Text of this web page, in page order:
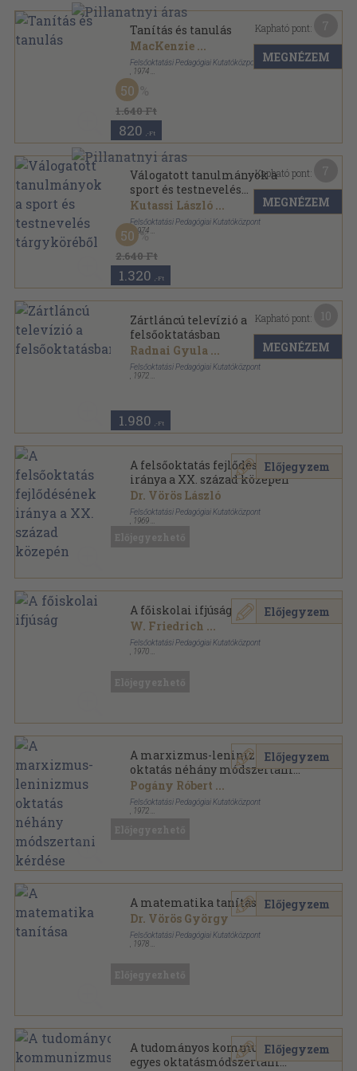
Tanítás és tanulás
MacKenzie ...
Felsőoktatási Pedagógiai Kutatóközpont
1974
Ragasztott papírkötés
Felsőoktatási pedagógiai tanulmányok sorozat
1.640 Ft
50
820 ,-Ft
Kapható pont:
MEGNÉZEM
Válogatott tanulmányok a
sport és testnevelés
tárgyköréből
Kutassi László ...
Felsőoktatási Pedagógiai Kutatóközpont
, 1974
Fűzött papírkötés
Az Országos Felsőoktatási Nevelési Munkaközösség
Tájékoztatója sorozat
2.640 Ft
50
1.320 ,-Ft
Kapható pont:
MEGNÉZEM
Zártláncú televízió a
felsőoktatásban
Radnai Gyula ...
Felsőoktatási Pedagógiai Kutatóközpont
1972
1.980 ,-Ft
Kapható pont:
MEGNÉZEM
A felsőoktatás fejlődésének
iránya a XX. század közepén
Dr. Vörös László
Felsőoktatási Pedagógiai Kutatóközpont
1969
Előjegyzem
A főiskolai ifjúság
W. Friedrich ...
Felsőoktatási Pedagógiai Kutatóközpont
1970
Előjegyzem
A marxizmus-leninizmus
oktatás néhány módszertani
kérdése
Pogány Róbert ...
Felsőoktatási Pedagógiai Kutatóközpont
1972
Előjegyzem
A matematika tanítása
Dr. Vörös György
Felsőoktatási Pedagógiai Kutatóközpont
1978
Előjegyzem
A tudományos kommunizmus
egyes oktatásmódszertani
Előjegyzem